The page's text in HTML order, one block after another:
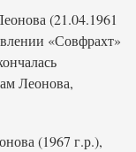
(21.04.1961
«Совфрахт»
Леонова,
(1967 г.р.),